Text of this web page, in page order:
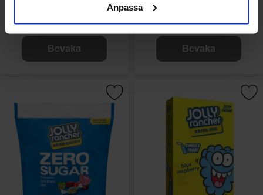
Anpassa
42.50 kr/st
Bevaka
425.80 kr/st
Bevaka